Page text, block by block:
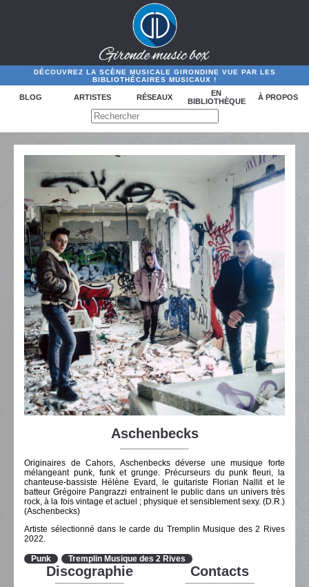
DÉCOUVREZ LA SCÈNE MUSICALE GIRONDINE VUE PAR LES
BIBLIOTHÉCAIRES MUSICAUX !
BLOG ARTISTES RÉSEAUX
EN
BIBLIOTHÈQUE
À PROPOS
Aschenbecks
Originaires de Cahors, Aschenbecks déverse une musique forte
mélangeant punk, funk et grunge. Précurseurs du punk fleuri, la
chanteuse-bassiste Hélène Evard, le guitariste Florian Nallit et le
batteur Grégoire Pangrazzi entrainent le public dans un univers très
rock, à la fois vintage et actuel ; physique et sensiblement sexy. (D.R.)
(Aschenbecks)
Artiste sélectionné dans le carde du Tremplin Musique des 2 Rives
2022.
Punk Tremplin Musique des 2 Rives
Discographie Contacts